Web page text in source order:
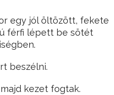
egy jól öltözött, fekete
férfi lépett be sötét
beszélni.
kezet fogtak.